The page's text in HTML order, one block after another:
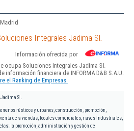
Integrales Jadima Sl.
Información ofrecida por
ocupa Soluciones Integrales Jadima Sl.
información financiera de INFORMA D&B S.A.U.
el Ranking de Empresas.
Sl.
rústicos y urbanos, construcción, promoción,
de viviendas, locales comerciales, naves Industriales,
la promoción, administración y gestión de